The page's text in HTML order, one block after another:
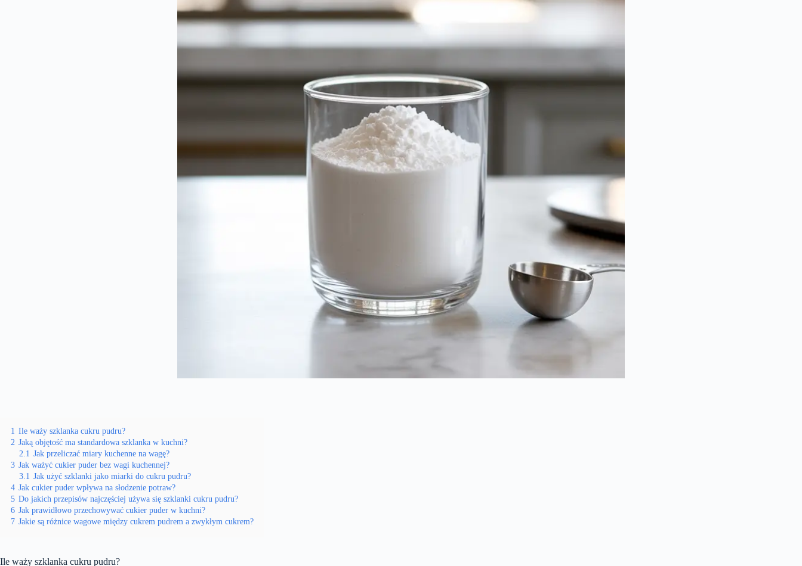
1 Ile waży szklanka cukru pudru?
2 Jaką objętość ma standardowa szklanka w kuchni?
2.1 Jak przeliczać miary kuchenne na wagę?
3 Jak ważyć cukier puder bez wagi kuchennej?
3.1 Jak użyć szklanki jako miarki do cukru pudru?
4 Jak cukier puder wpływa na słodzenie potraw?
5 Do jakich przepisów najczęściej używa się szklanki cukru pudru?
6 Jak prawidłowo przechowywać cukier puder w kuchni?
7 Jakie są różnice wagowe między cukrem pudrem a zwykłym cukrem?
Ile waży szklanka cukru pudru?